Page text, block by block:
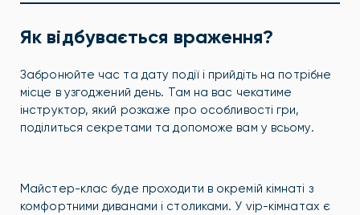
Як відбувається враження?
Забронюйте час та дату події і прийдіть на потрібне
місце в узгоджений день. Там на вас чекатиме
інструктор, який розкаже про особливості гри,
поділиться секретами та допоможе вам у всьому.
Майстер-клас буде проходити в окремій кімнаті з
комфортними диванами і столиками. У vip-кімнатах є